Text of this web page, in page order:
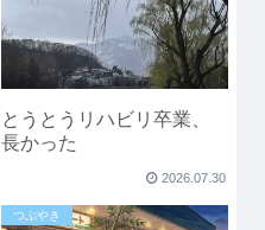
とうとうリハビリ卒業、
長かった
2026.07.30
つぶやき